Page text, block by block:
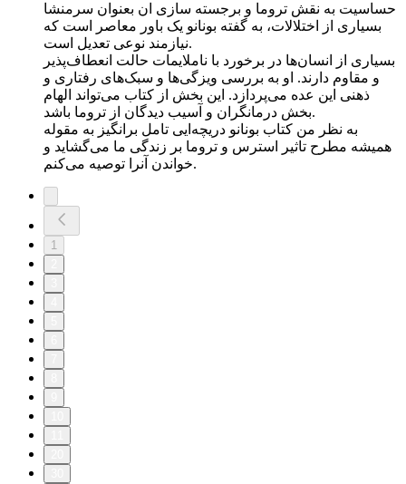
حساسیت به نقش تروما و برجسته سازی ان بعنوان سرمنشا
بسیاری از اختلالات، به گفته بونانو یک باور معاصر است که
نیازمند نوعی تعدیل است.
بسیاری از انسان‌ها در برخورد با ناملایمات حالت انعطاف‌پذیر
و مقاوم دارند. او به بررسی ویزگی‌ها و سبک‌های رفتاری و
ذهنی این عده می‌پردازد. این بخش از کتاب می‌تواند الهام
بخش درمانگران و آسیب دیدگان از تروما باشد.
به نظر من کتاب بونانو دریچه‌ایی تامل برانگیز به مقوله
همیشه مطرح تاثیر استرس و تروما بر زندگی ما می‌گشاید و
خواندن آنرا توصیه می‌کنم.
1